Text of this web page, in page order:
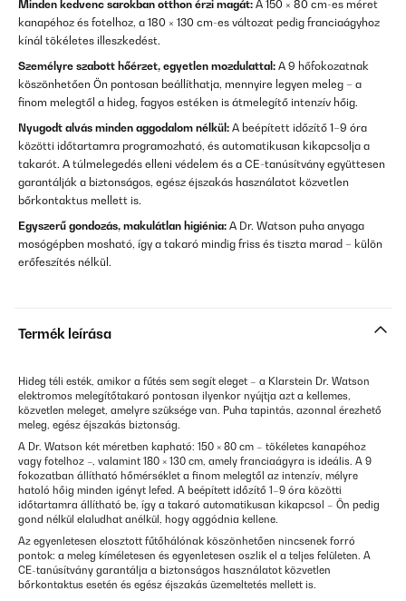
Minden kedvenc sarokban otthon érzi magát: A 150 × 80 cm-es méret
kanapéhoz és fotelhoz, a 180 × 130 cm-es változat pedig franciaágyhoz
kínál tökéletes illeszkedést.
Személyre szabott hőérzet, egyetlen mozdulattal: A 9 hőfokozatnak
köszönhetően Ön pontosan beállíthatja, mennyire legyen meleg – a
finom melegtől a hideg, fagyos estéken is átmelegítő intenzív hőig.
Nyugodt alvás minden aggodalom nélkül: A beépített időzítő 1–9 óra
közötti időtartamra programozható, és automatikusan kikapcsolja a
takarót. A túlmelegedés elleni védelem és a CE-tanúsítvány együttesen
garantálják a biztonságos, egész éjszakás használatot közvetlen
bőrkontaktus mellett is.
Egyszerű gondozás, makulátlan higiénia: A Dr. Watson puha anyaga
mosógépben mosható, így a takaró mindig friss és tiszta marad – külön
erőfeszítés nélkül.
Termék leírása
Hideg téli esték, amikor a fűtés sem segít eleget – a Klarstein Dr. Watson
elektromos melegítőtakaró pontosan ilyenkor nyújtja azt a kellemes,
közvetlen meleget, amelyre szüksége van. Puha tapintás, azonnal érezhető
meleg, egész éjszakás biztonság.
A Dr. Watson két méretben kapható: 150 × 80 cm – tökéletes kanapéhoz
vagy fotelhoz –, valamint 180 × 130 cm, amely franciaágyra is ideális. A 9
fokozatban állítható hőmérséklet a finom melegtől az intenzív, mélyre
hatoló hőig minden igényt lefed. A beépített időzítő 1–9 óra közötti
időtartamra állítható be, így a takaró automatikusan kikapcsol – Ön pedig
gond nélkül elaludhat anélkül, hogy aggódnia kellene.
Az egyenletesen elosztott fűtőhálónak köszönhetően nincsenek forró
pontok: a meleg kíméletesen és egyenletesen oszlik el a teljes felületen. A
CE-tanúsítvány garantálja a biztonságos használatot közvetlen
bőrkontaktus esetén és egész éjszakás üzemeltetés mellett is.